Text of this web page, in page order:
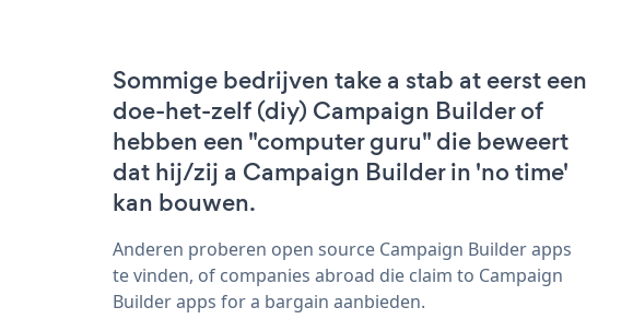
Sommige bedrijven take a stab at eerst een
doe-het-zelf (diy) Campaign Builder of
hebben een "computer guru" die beweert
dat hij/zij a Campaign Builder in 'no time'
kan bouwen.
Anderen proberen open source Campaign Builder apps
te vinden, of companies abroad die claim to Campaign
Builder apps for a bargain aanbieden.